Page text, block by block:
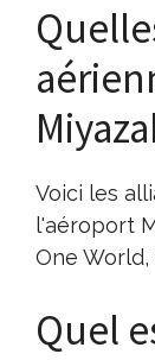
Voici les
l'aéroport
One
Quel